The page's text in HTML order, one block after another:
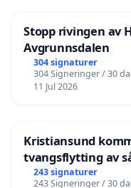
Stopp rivingen av
Avgrunnsdalen
304 signaturer
304 Signeringer / 30
11 Jul 2026
Kristiansund
tvangsflytting av
243 signaturer
243 Signeringer / 30